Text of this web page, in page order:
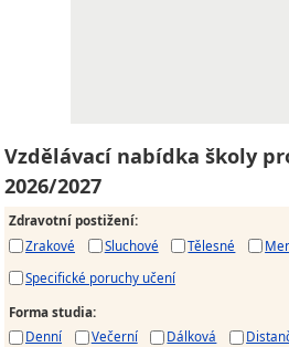
Vzdělávací nabídka školy
2026/2027
Zdravotní postižení:
Zrakové
Sluchové Tělesné
Specifické poruchy učení
Forma studia:
Denní
Večerní Dálková